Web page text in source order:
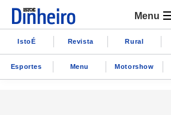
Menu
IstoÉ Revista Rural
Esportes Menu Motorshow